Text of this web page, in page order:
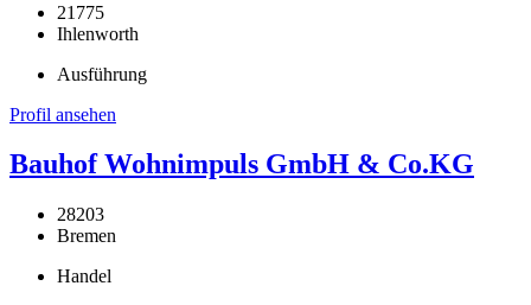
21775
Ihlenworth
Ausführung
Profil ansehen
Bauhof Wohnimpuls GmbH & Co.KG
28203
Bremen
Handel